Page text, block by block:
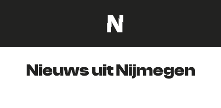
a
n
a
Nieuws uit Nijmegen